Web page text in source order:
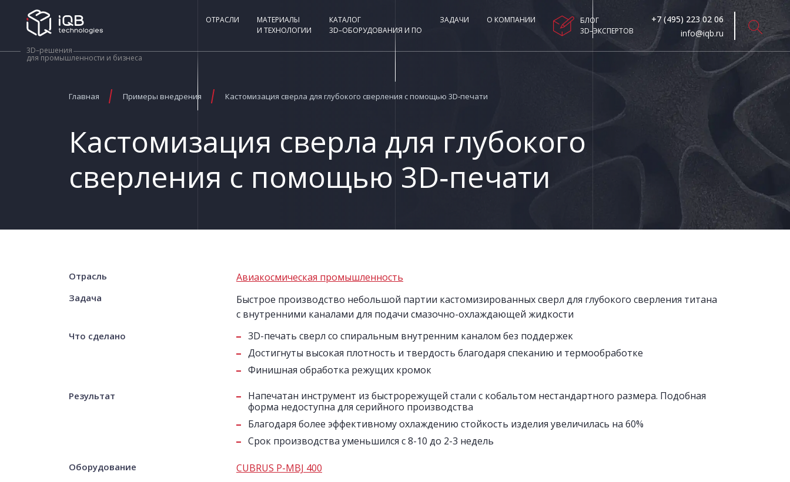
3D–решения
для промышленности и бизнеса
ОТРАСЛИ
МАТЕРИАЛЫ
И ТЕХНОЛОГИИ
КАТАЛОГ
3D–ОБОРУДОВАНИЯ И ПО
ЗАДАЧИ О КОМПАНИИ
БЛОГ
3D–ЭКСПЕРТОВ
+7 (495) 223 02 06
info@iqb.ru
Главная Примеры внедрения Кастомизация сверла для глубокого сверления с помощью 3D‑печати
Кастомизация сверла для глубокого
сверления с помощью 3D‑печати
Отрасль Авиакосмическая промышленность
Задача
Быстрое производство небольшой партии кастомизированных сверл для глубокого сверления титана
с внутренними каналами для подачи смазочно-охлаждающей жидкости
Что сделано
3D-печать сверл со спиральным внутренним каналом без поддержек
Достигнуты высокая плотность и твердость благодаря спеканию и термообработке
Финишная обработка режущих кромок
Результат
Напечатан инструмент из быстрорежущей стали с кобальтом нестандартного размера. Подобная
форма недоступна для серийного производства
Благодаря более эффективному охлаждению стойкость изделия увеличилась на 60%
Срок производства уменьшился с 8-10 до 2-3 недель
Оборудование CUBRUS P-MBJ 400